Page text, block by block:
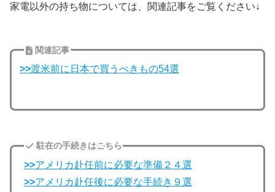
家電以外の持ち物については、関連記事をご覧ください↓
関連記事
>>渡米前に日本で買うべきもの54選
駐在の手続きはこちら
>>アメリカ赴任前に必要な準備２４選
>>アメリカ赴任後に必要な手続き９選